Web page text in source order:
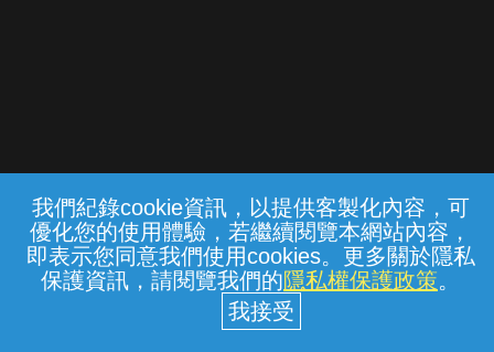
我們紀錄cookie資訊，以提供客製化內容，可
優化您的使用體驗，若繼續閱覽本網站內容，
即表示您同意我們使用cookies。更多關於隱私
保護資訊，請閱覽我們的隱私權保護政策。
常見問題 線上客服 服務條款 隱私權保護
中華電信股份有限公司個人家庭分公司
(統一編號：96979949) © 2026
{{notifyMsg}}